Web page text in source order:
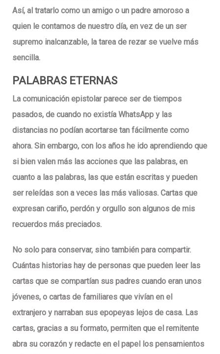
Así, al tratarlo como un amigo o un padre amoroso a
quien le contamos de nuestro día, en vez de un ser
supremo inalcanzable, la tarea de rezar se vuelve más
sencilla.
PALABRAS ETERNAS
La comunicación epistolar parece ser de tiempos
pasados, de cuando no existía WhatsApp y las
distancias no podían acortarse tan fácilmente como
ahora. Sin embargo, con los años he ido aprendiendo que
si bien valen más las acciones que las palabras, en
cuanto a las palabras, las que están escritas y pueden
ser releídas son a veces las más valiosas. Cartas que
expresan cariño, perdón y orgullo son algunos de mis
recuerdos más preciados.
No solo para conservar, sino también para compartir.
Cuántas historias hay de personas que pueden leer las
cartas que se compartían sus padres cuando eran unos
jóvenes, o cartas de familiares que vivían en el
extranjero y narraban sus epopeyas lejos de casa. Las
cartas, gracias a su formato, permiten que el remitente
abra su corazón y redacte en el papel los pensamientos